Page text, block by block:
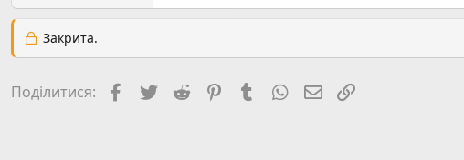
Закрита.
Поділитися: FacebookTwitterReddit PinterestTumblrWhatsApp
E-mail